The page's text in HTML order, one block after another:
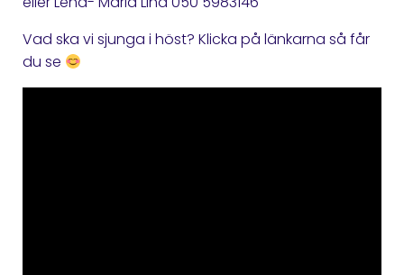
Vad ska vi sjunga i höst? Klicka på länkarna så får
du se